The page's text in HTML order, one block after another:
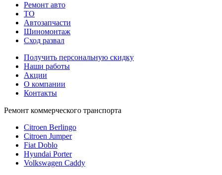
Ремонт авто
TO
Автозапчасти
Шиномонтаж
Сход развал
Получить персональную скидку
Наши работы
Акции
О компании
Контакты
Ремонт коммерческого транспорта
Citroen Berlingo
Citroen Jumper
Fiat Doblo
Hyundai Porter
Volkswagen Caddy